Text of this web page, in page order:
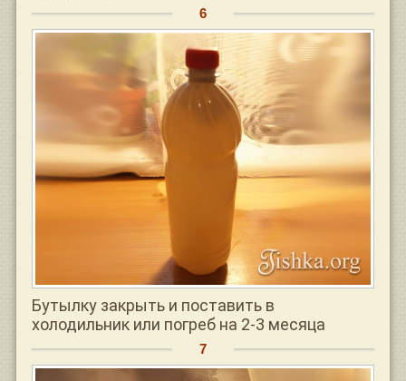
Бутылку закрыть и поставить в
холодильник или погреб на 2-3 месяца